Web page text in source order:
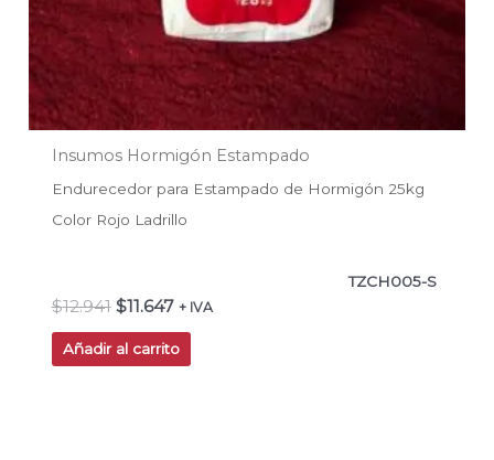
Insumos Hormigón Estampado
Endurecedor para Estampado de Hormigón 25kg
Color Rojo Ladrillo
TZCH005-S
$12.941 $11.647 + IVA
Añadir al carrito